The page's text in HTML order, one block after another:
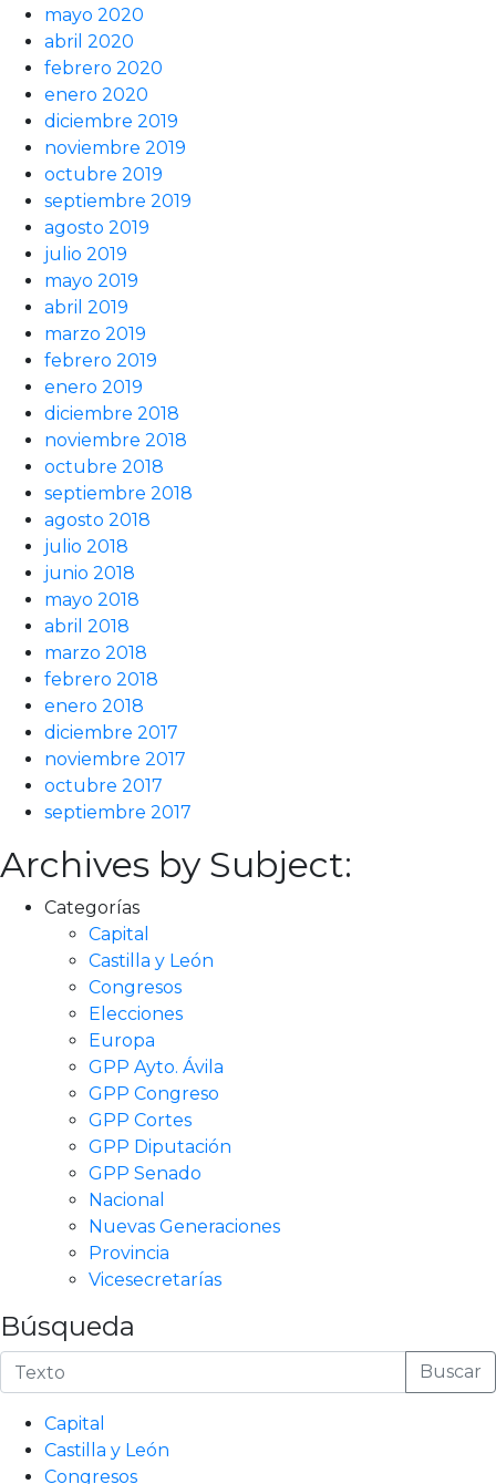
mayo 2020
abril 2020
febrero 2020
enero 2020
diciembre 2019
noviembre 2019
octubre 2019
septiembre 2019
agosto 2019
julio 2019
mayo 2019
abril 2019
marzo 2019
febrero 2019
enero 2019
diciembre 2018
noviembre 2018
octubre 2018
septiembre 2018
agosto 2018
julio 2018
junio 2018
mayo 2018
abril 2018
marzo 2018
febrero 2018
enero 2018
diciembre 2017
noviembre 2017
octubre 2017
septiembre 2017
Archives by Subject:
Categorías
Capital
Castilla y León
Congresos
Elecciones
Europa
GPP Ayto. Ávila
GPP Congreso
GPP Cortes
GPP Diputación
GPP Senado
Nacional
Nuevas Generaciones
Provincia
Vicesecretarías
Búsqueda
Buscar
Capital
Castilla y León
Congresos